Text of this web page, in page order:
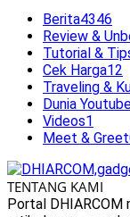
Berita4346
Review &
Tutorial &
Cek Harga12
Traveling &
Dunia
Videos1
Meet & Greet
TENTANG KAMI
Portal DHIARCOM